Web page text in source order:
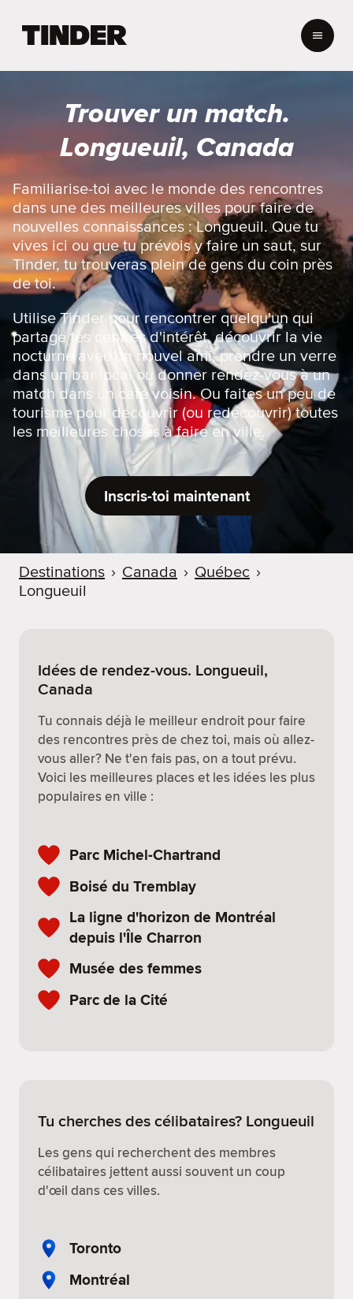
i
T
n
d
e
r
Trouver un match.
Longueuil, Canada
Familiarise-toi avec le monde des rencontres
dans une des meilleures villes pour faire de
nouvelles connaissances : Longueuil. Que tu
vives ici ou que tu prévois y faire un saut, sur
Tinder, tu trouveras plein de gens du coin près
de toi.
Utilise Tinder pour rencontrer quelqu'un qui
partage tes centres d'intérêt, découvrir la vie
nocturne avec un nouvel ami, prendre un verre
dans un bar local ou donner rendez-vous à un
match dans un café voisin. Ou faites un peu de
tourisme pour découvrir (ou redécouvrir) toutes
les meilleures choses à faire en ville.
Inscris-toi maintenant
Destinations › Canada › Québec ›
Longueuil
Idées de rendez-vous. Longueuil,
Canada
Tu connais déjà le meilleur endroit pour faire
des rencontres près de chez toi, mais où allez-
vous aller? Ne t'en fais pas, on a tout prévu.
Voici les meilleures places et les idées les plus
populaires en ville :
Parc Michel-Chartrand
Boisé du Tremblay
La ligne d'horizon de Montréal
depuis l'Île Charron
Musée des femmes
Parc de la Cité
Tu cherches des célibataires? Longueuil
Les gens qui recherchent des membres
célibataires jettent aussi souvent un coup
d'œil dans ces villes.
Toronto
Montréal